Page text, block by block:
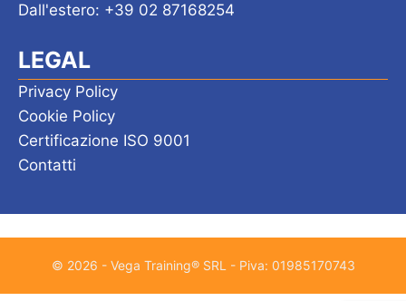
Dall'estero: +39 02 87168254
LEGAL
Privacy Policy
Cookie Policy
Certificazione ISO 9001
Contatti
© 2026 - Vega Training® SRL - Piva: 01985170743